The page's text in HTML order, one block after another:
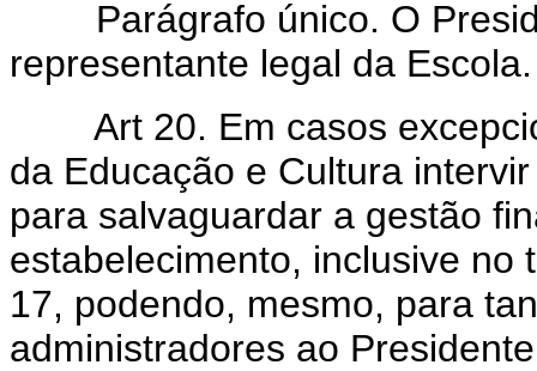
Parágrafo único. O
representante legal da Escola.
Art 20. Em casos
da Educação e Cultura
para salvaguardar a gestão
estabelecimento, inclusive no
17, podendo, mesmo, para
administradores ao